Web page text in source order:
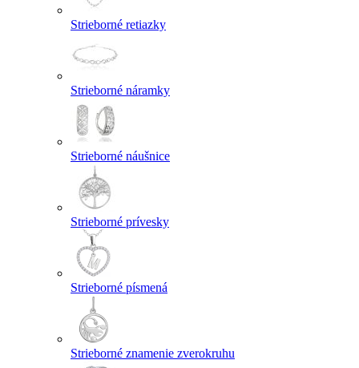
Strieborné retiazky
Strieborné náramky
Strieborné náušnice
Strieborné prívesky
Strieborné písmená
Strieborné znamenie zverokruhu